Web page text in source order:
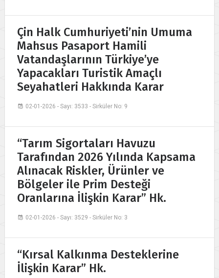
Çin Halk Cumhuriyeti’nin Umuma
Mahsus Pasaport Hamili
Vatandaşlarının Türkiye’ye
Yapacakları Turistik Amaçlı
Seyahatleri Hakkında Karar
02-01-2026 - Sayı: 3533 - Sirküler No: 9
“Tarım Sigortaları Havuzu
Tarafından 2026 Yılında Kapsama
Alınacak Riskler, Ürünler ve
Bölgeler ile Prim Desteği
Oranlarına İlişkin Karar” Hk.
02-01-2026 - Sayı: 3529 - Sirküler No: 3
“Kırsal Kalkınma Desteklerine
İlişkin Karar” Hk.